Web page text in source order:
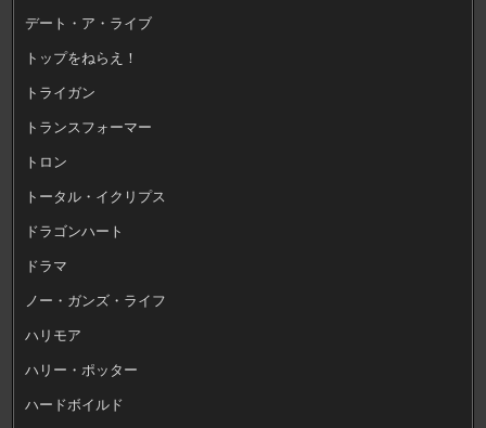
デート・ア・ライブ
トップをねらえ！
トライガン
トランスフォーマー
トロン
トータル・イクリプス
ドラゴンハート
ドラマ
ノー・ガンズ・ライフ
ハリモア
ハリー・ポッター
ハードボイルド